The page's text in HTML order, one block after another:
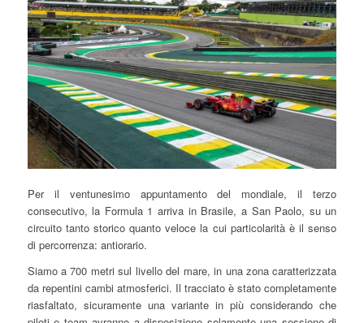
Per il ventunesimo appuntamento del mondiale, il terzo
consecutivo, la Formula 1 arriva in Brasile, a San Paolo, su un
circuito tanto storico quanto veloce la cui particolarità è il senso
di percorrenza: antiorario.
Siamo a 700 metri sul livello del mare, in una zona caratterizzata
da repentini cambi atmosferici. Il tracciato è stato completamente
riasfaltato, sicuramente una variante in più considerando che